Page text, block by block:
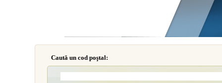
Caută un cod poştal: